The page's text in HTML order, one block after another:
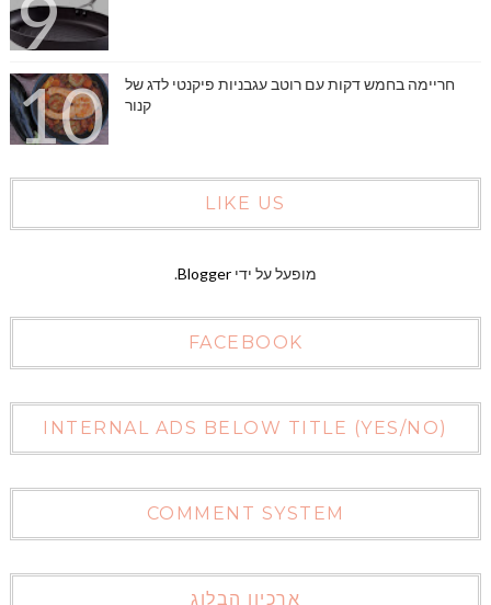
חריימה בחמש דקות עם רוטב עגבניות פיקנטי לדג של
קנור
LIKE US
מופעל על ידי Blogger
.
FACEBOOK
INTERNAL ADS BELOW TITLE (YES/NO)
COMMENT SYSTEM
ארכיון הבלוג